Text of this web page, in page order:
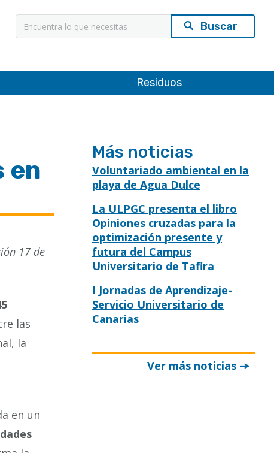
Búsqueda
Residuos
en
17 de
las
la
en un
Más noticias
Voluntariado ambiental en la
playa de Agua Dulce
La ULPGC presenta el libro
Opiniones cruzadas para la
optimización presente y
futura del Campus
Universitario de Tafira
I Jornadas de Aprendizaje-
Servicio Universitario de
Canarias
Ver más noticias